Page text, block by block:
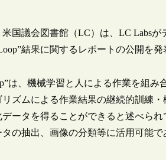
米国議会図書館（LC）は、LC Labs
結果に関するレポートの公開を発
は、機械学習と人による作業を組
リズムによる作業結果の継続的訓練
ータを得ることができると述べら
の抽出、画像の分類等に活用可能で